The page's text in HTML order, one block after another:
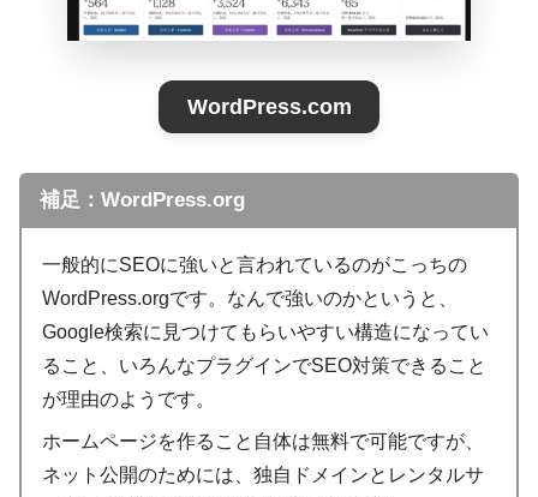
WordPress.com
補足：WordPress.org
一般的にSEOに強いと言われているのがこっちの
WordPress.orgです。なんで強いのかというと、
Google検索に見つけてもらいやすい構造になってい
ること、いろんなプラグインでSEO対策できること
が理由のようです。
ホームページを作ること自体は無料で可能ですが、
ネット公開のためには、独自ドメインとレンタルサ